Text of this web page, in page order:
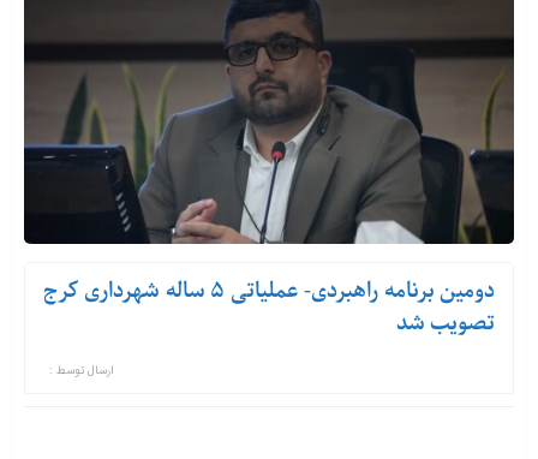
دومین برنامه راهبردی- عملیاتی ۵ ساله شهرداری کرج
تصویب شد
ارسال توسط :